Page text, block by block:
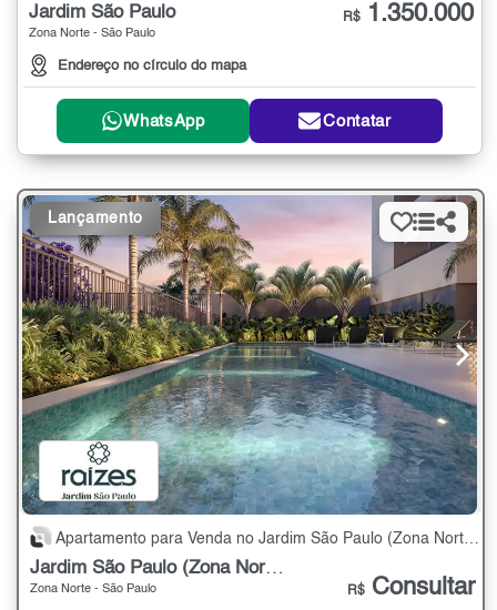
Jardim São Paulo
Zona Norte - São Paulo
Endereço no círculo do mapa
R$ 1.350.000
WhatsApp Contatar
Lançamento
Apartamento para Venda no Jardim São Paulo (Zona Norte) com 2,3,4 quartos - 106 a 127 m²
Jardim São Paulo (Zona Norte)
Zona Norte - São Paulo R$ Consultar